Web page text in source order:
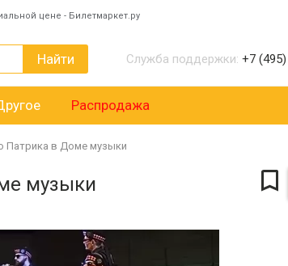
цене - Билетмаркет.ру
Найти Служба поддержки: +7
Распродажа
Патрика в Доме музыки
музыки